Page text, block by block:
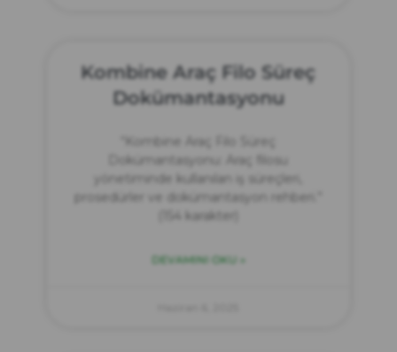
Kombine Araç Filo Süreç
Dokümantasyonu
“Kombine Araç Filo Süreç
Dokümantasyonu: Araç filosu
yönetiminde kullanılan iş süreçleri,
prosedürler ve dokümantasyon rehberi.”
(154 karakter)
DEVAMINI OKU »